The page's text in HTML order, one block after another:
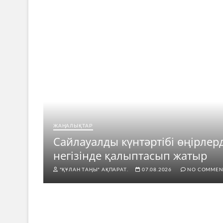
ЖАҢАЛЫҚТАР
Сайлауалды күнтәртібі
негізінде қалыптасып жатыр
"ҚҰЛАН ТАҢЫ" АҚПАРАТ. 07.08.2026 NO